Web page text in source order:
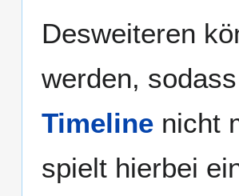
Desweiteren
werden,
Timeline nicht
spielt hierbei